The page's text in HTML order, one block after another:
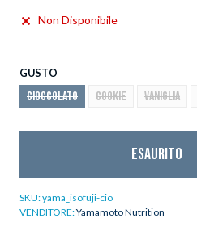
Non Disponibile
GUSTO
CIOCCOLATO COOKIE VANIGLIA
Esaurito
SKU:yama_isofuji-cio
VENDITORE:Yamamoto Nutrition